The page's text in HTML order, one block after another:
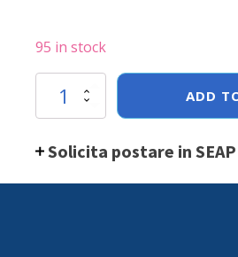
95 in stock
Aparat
vidat
Hendi,
ADD
Solicita postare in SEAP